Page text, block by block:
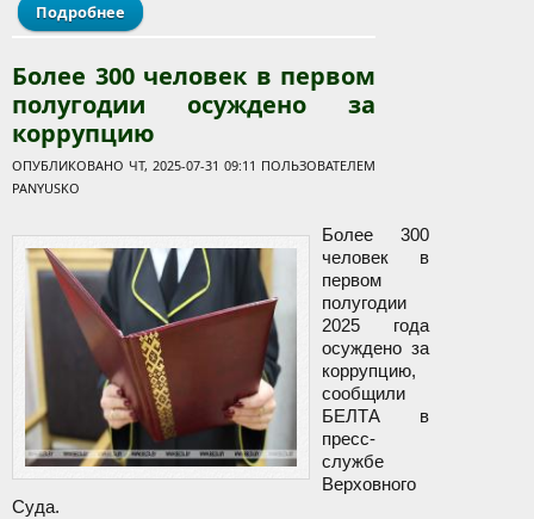
Подробнее о Встреча с помощником прокурора по особым
поручениям Пинской межрайонной прокуратуры
Более 300 человек в первом
полугодии осуждено за
коррупцию
ОПУБЛИКОВАНО ЧТ, 2025-07-31 09:11 ПОЛЬЗОВАТЕЛЕМ
PANYUSKO
Более 300
человек в
первом
полугодии
2025 года
осуждено за
коррупцию,
сообщили
БЕЛТА в
пресс-
службе
Верховного
Суда.